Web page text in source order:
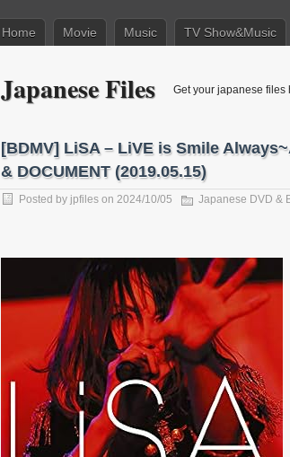
Home Movie Music TV Show&Music
Japanese Files Get your japanese files
[BDMV] LiSA – LiVE is Smile
& DOCUMENT (2019.05.15)
Posted by jpfiles on 2024/10/05 Japanese DVD &